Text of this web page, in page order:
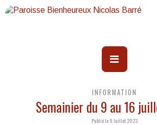
INFORMATION
Semainier du 9 au 16
Publié le 9 Juillet 2023